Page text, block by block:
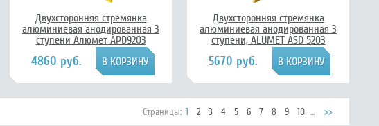
Двухсторонняя стремянка
алюминиевая анодированная 3
ступени Алюмет APD9203
4860 руб.
Двухсторонняя стремянка
алюминиевая анодированная 3
ступени, ALUMET ASD 5203
5670 руб.
Страницы: 1 2 3 4 5 6 7 8 9 10 ... >>